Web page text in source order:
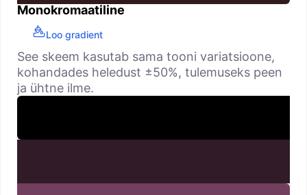
Monokromaatiline
Loo gradient
See skeem kasutab sama tooni variatsioone,
kohandades heledust ±50%, tulemuseks peen
ja ühtne ilme.